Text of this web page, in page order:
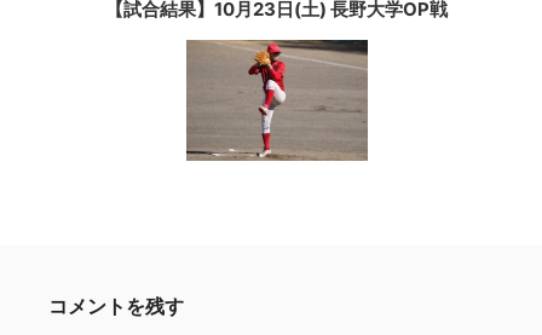
【試合結果】10月23日(土) 長野大学OP戦
コメントを残す